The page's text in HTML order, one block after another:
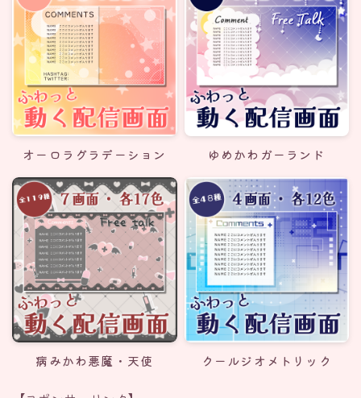
オーロラグラデーション ゆめかわガーランド
病みかわ悪魔・天使 クールジオメトリック